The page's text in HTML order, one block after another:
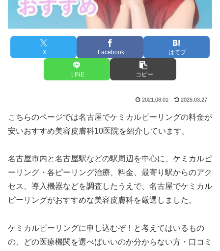
X Facebook はてブ
LINE コピー
2021.08.01 2025.03.27
こちらのページでは名古屋でケミカルピーリングの料金が
安いおすすめ美容皮膚科10医院を紹介しています。
名古屋市内と名古屋駅などの駅周辺を中心に、ケミカルピ
ーリング・各ピーリング治療、料金、最寄り駅からのアク
セス、導入機器などを調査したうえで、名古屋でケミカル
ピーリングがおすすめな美容皮膚科を厳選しました。
ケミカルピーリングに申し込むぞ！と考えてはいるもの
の、どの医療機関を選べばいいのか分からない方・口コミ